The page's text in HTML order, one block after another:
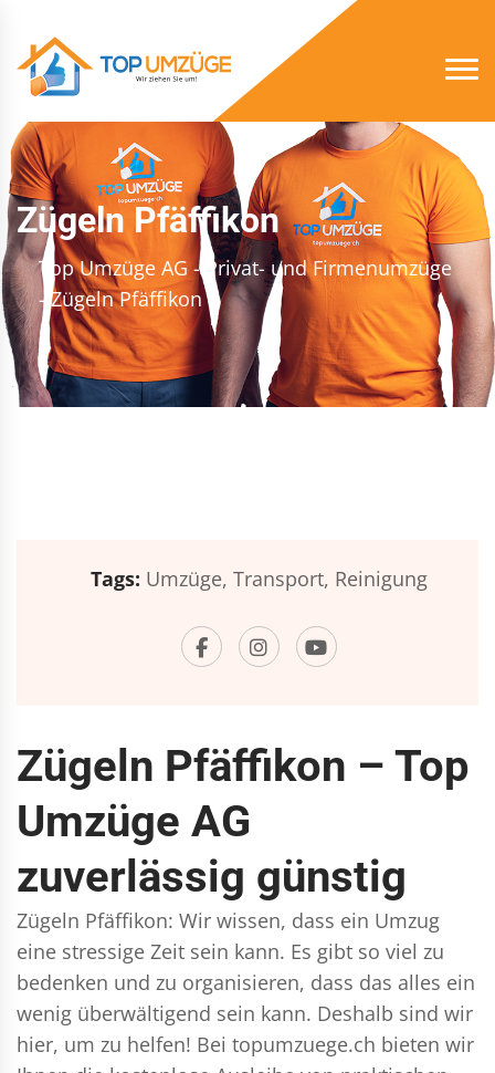
Zügeln Pfäffikon
Top Umzüge AG - Privat- und Firmenumzüge
- Zügeln Pfäffikon
Tags: Umzüge, Transport, Reinigung
Zügeln Pfäffikon – Top
Umzüge AG
zuverlässig günstig
Zügeln Pfäffikon: Wir wissen, dass ein Umzug
eine stressige Zeit sein kann. Es gibt so viel zu
bedenken und zu organisieren, dass das alles ein
wenig überwältigend sein kann. Deshalb sind wir
hier, um zu helfen! Bei topumzuege.ch bieten wir